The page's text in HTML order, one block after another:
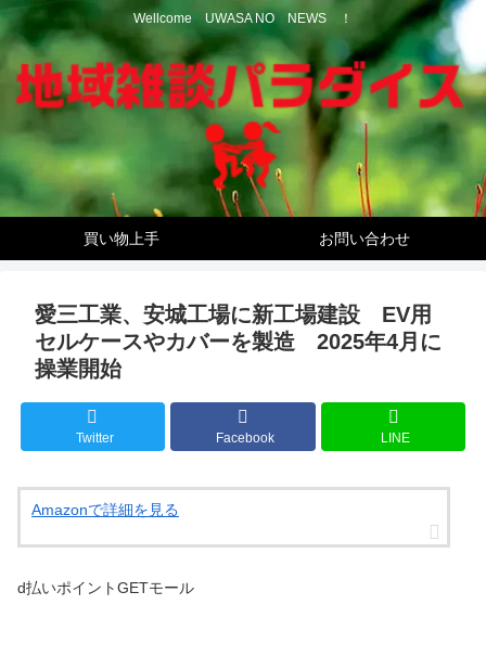
Wellcome UWASA NO NEWS ！
買い物上手 お問い合わせ
愛三工業、安城工場に新工場建設 EV用
セルケースやカバーを製造 2025年4月に
操業開始
Twitter Facebook LINE
Amazonで詳細を見る
d払いポイントGETモール